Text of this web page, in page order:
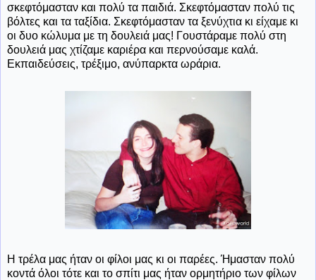
σκεφτόμασταν και πολύ τα παιδιά. Σκεφτόμασταν πολύ τις
βόλτες και τα ταξίδια. Σκεφτόμασταν τα ξενύχτια κι είχαμε κι
οι δυο κώλυμα με τη δουλειά μας! Γουστάραμε πολύ στη
δουλειά μας χτίζαμε καριέρα και περνούσαμε καλά.
Εκπαιδεύσεις, τρέξιμο, ανύπαρκτα ωράρια.
Η τρέλα μας ήταν οι φίλοι μας κι οι παρέες. Ήμασταν πολύ
κοντά όλοι τότε και το σπίτι μας ήταν ορμητήριο των φίλων